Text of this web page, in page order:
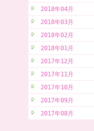
2018年04月
2018年03月
2018年02月
2018年01月
2017年12月
2017年11月
2017年10月
2017年09月
2017年08月